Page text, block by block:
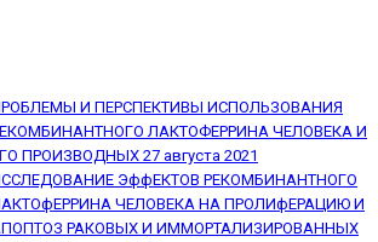
И ПЕРСПЕКТИВЫ ИСПОЛЬЗОВАНИЯ
ЛАКТОФЕРРИНА ЧЕЛОВЕКА И
ПРОИЗВОДНЫХ 27 августа 2021
ЭффЕКТОВ РЕКОМБИНАНТНОГО
ЧЕЛОВЕКА НА ПРОЛИфЕРАЦИЮ И
РАКОВЫХ И ИММОРТАЛИЗИРОВАННЫХ